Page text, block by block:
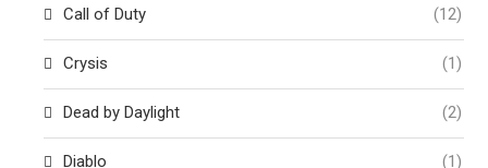
Call of Duty (12)
Crysis (1)
Dead by Daylight (2)
Diablo (1)